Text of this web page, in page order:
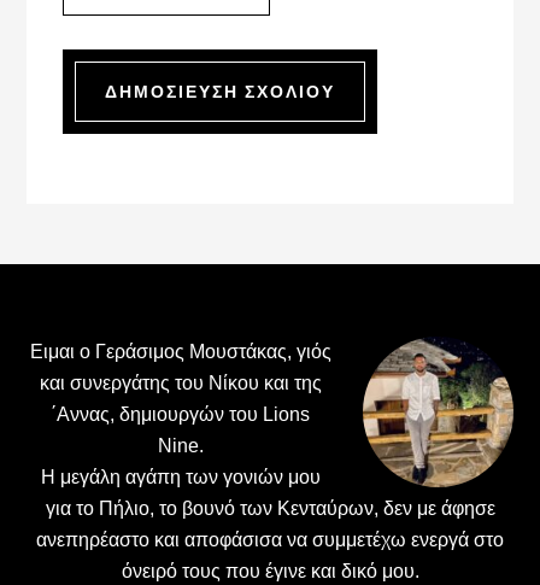
Ειμαι ο Γεράσιμος Μουστάκας, γιός
και συνεργάτης του Νίκου και της
΄Αννας, δημιουργών του Lions
Nine.
H μεγάλη αγάπη των γονιών μου
για το Πήλιο, το βουνό των Κενταύρων, δεν με άφησε
ανεπηρέαστο και αποφάσισα να συμμετέχω ενεργά στο
όνειρό τους που έγινε και δικό μου.